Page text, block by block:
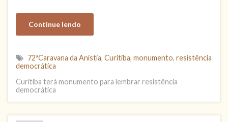
Continue lendo
72ªCaravana da Anistia, Curitiba, monumento, resistência
democrática
Curitiba terá monumento para lembrar resistência
democrática